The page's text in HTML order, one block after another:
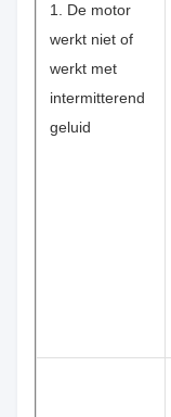
1. De motor
werkt niet of
werkt met
intermitterend
geluid